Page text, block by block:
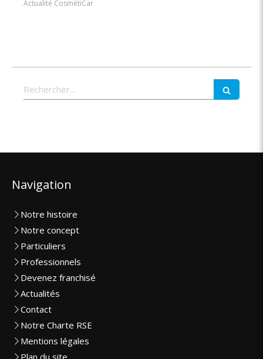
Actualité CosmétiCar
Rechercher
Navigation
Notre histoire
Notre concept
Particuliers
Professionnels
Devenez franchisé
Actualités
Contact
Notre Charte RSE
Mentions légales